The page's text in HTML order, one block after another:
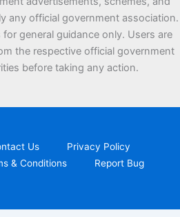
any official government association.
general guidance only. Users are
the respective official government
before taking any action.
Us
Privacy Policy
& Conditions Report Bug